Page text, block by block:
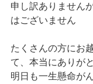
申し訳ありません
はございません
たくさんの方にお
て、本当にありが
明日も一生懸命が